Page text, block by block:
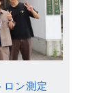
ロン測定